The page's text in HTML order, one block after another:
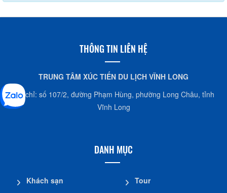
THÔNG TIN LIÊN HỆ
TRUNG TÂM XÚC TIẾN DU LỊCH VĨNH LONG
Địa chỉ: số 107/2, đường Phạm Hùng, phường Long Châu, tỉnh
Vĩnh Long
DANH MỤC
Khách sạn
Tour